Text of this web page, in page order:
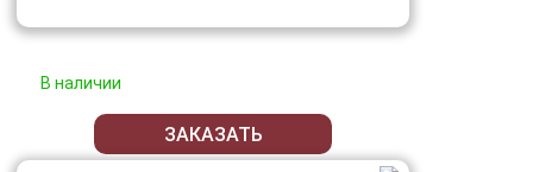
В наличии
ЗАКАЗАТЬ